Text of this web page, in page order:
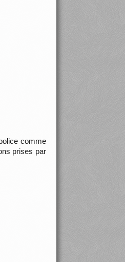
comme
prises par